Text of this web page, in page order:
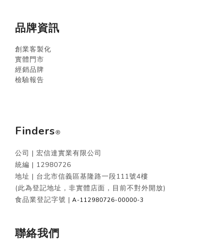
品牌資訊
創業客製化
實體門市
經銷品牌
檢驗報告
Finders®
公司 | 宏信達實業有限公司
統編 | 12980726
地址 | 台北市信義區基隆路一段111號4樓
(此為登記地址，非實體店面，目前不對外開放)
食品業登記字號 | A-112980726-00000-3
聯絡我們